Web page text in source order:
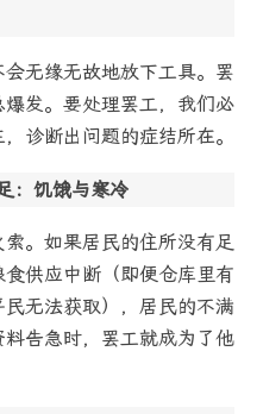
无缘无故地放下工具。罢
发。要处理罢工，我们必
诊断出问题的症结所在。
：饥饿与寒冷
。如果居民的住所没有足
供应中断（即便仓库里有
无法获取），居民的不满
告急时，罢工就成为了他